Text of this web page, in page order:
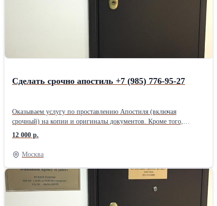
Сделать срочно апостиль +7 (985) 776-95-27
Оказываем услугу по проставлению Апостиля (включая
срочный) на копии и оригиналы документов. Кроме того,
выполняем ускоренную легализацию документов, в том числе
перевод и нотариальное заверение. Офис в центре Москвы в
шаговой доступности от метро Маяковская. Имеем огромный
практический опыт.
12 000 р.
Москва